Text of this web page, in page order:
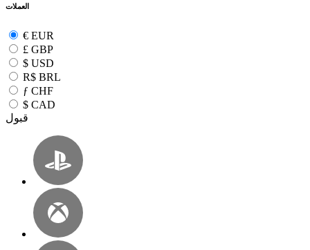
العملات
€ EUR
£ GBP
$ USD
R$ BRL
ƒ CHF
$ CAD
قبول